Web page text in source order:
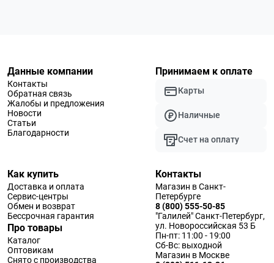
Данные компании
Контакты
Обратная связь
Жалобы и предложения
Новости
Статьи
Благодарности
Принимаем к оплате
Карты
Наличные
Счет на оплату
Как купить
Доставка и оплата
Сервис-центры
Обмен и возврат
Бессрочная гарантия
Про товары
Каталог
Оптовикам
Снято с производства
Контакты
Магазин в Санкт-
Петербурге
8 (800) 555-50-85
"Галилей" Санкт-Петербург,
ул. Новороссийская 53 Б
Пн-пт: 11:00 - 19:00
Сб-Вс: выходной
Магазин в Москве